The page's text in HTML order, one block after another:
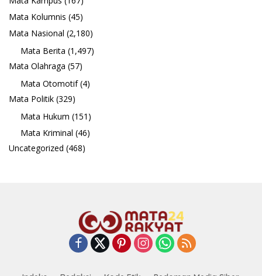
Mata Kolumnis (45)
Mata Nasional (2,180)
Mata Berita (1,497)
Mata Olahraga (57)
Mata Otomotif(4)
Mata Politik (329)
Mata Hukum (151)
Mata Kriminal (46)
Uncategorized (468)